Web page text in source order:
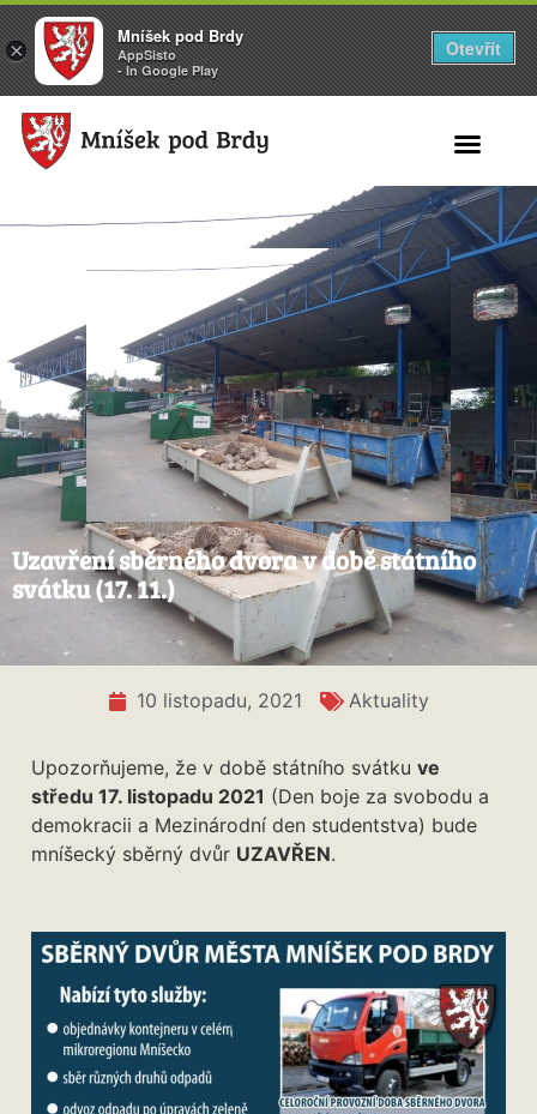
Uzavření sběrného dvora v době státního
svátku (17. 11.)
10 listopadu, 2021 Aktuality
Upozorňujeme, že v době státního svátku ve
středu 17. listopadu 2021 (Den boje za svobodu a
demokracii a Mezinárodní den studentstva) bude
mníšecký sběrný dvůr UZAVŘEN.
×
Mníšek pod Brdy
AppSisto
- In Google Play
Otevřít